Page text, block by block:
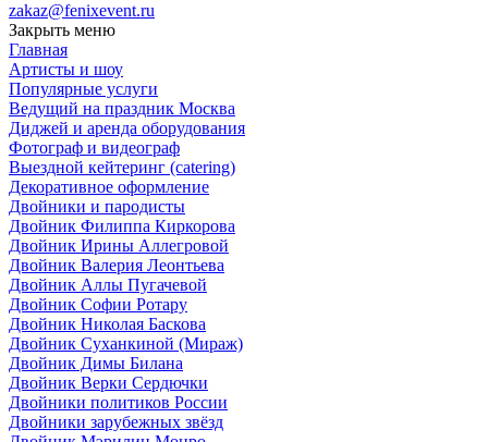
zakaz@fenixevent.ru
Закрыть меню
Главная
Артисты и шоу
Популярные услуги
Ведущий на праздник Москва
Диджей и аренда оборудования
Фотограф и видеограф
Выездной кейтеринг (catering)
Декоративное оформление
Двойники и пародисты
Двойник Филиппа Киркорова
Двойник Ирины Аллегровой
Двойник Валерия Леонтьева
Двойник Аллы Пугачевой
Двойник Софии Ротару
Двойник Николая Баскова
Двойник Суханкиной (Мираж)
Двойник Димы Билана
Двойник Верки Сердючки
Двойники политиков России
Двойники зарубежных звёзд